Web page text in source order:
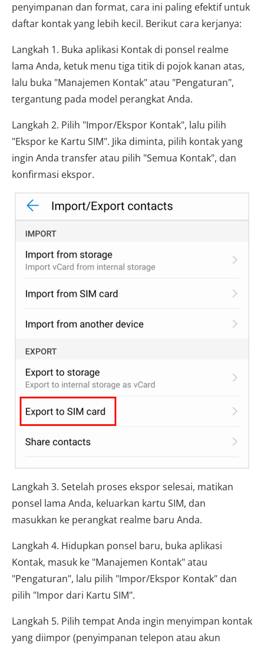
penyimpanan dan format, cara ini paling efektif untuk
daftar kontak yang lebih kecil. Berikut cara kerjanya:
Langkah 1. Buka aplikasi Kontak di ponsel realme
lama Anda, ketuk menu tiga titik di pojok kanan atas,
lalu buka "Manajemen Kontak" atau "Pengaturan",
tergantung pada model perangkat Anda.
Langkah 2. Pilih "Impor/Ekspor Kontak", lalu pilih
"Ekspor ke Kartu SIM". Jika diminta, pilih kontak yang
ingin Anda transfer atau pilih "Semua Kontak", dan
konfirmasi ekspor.
Langkah 3. Setelah proses ekspor selesai, matikan
ponsel lama Anda, keluarkan kartu SIM, dan
masukkan ke perangkat realme baru Anda.
Langkah 4. Hidupkan ponsel baru, buka aplikasi
Kontak, masuk ke "Manajemen Kontak" atau
"Pengaturan", lalu pilih "Impor/Ekspor Kontak" dan
pilih "Impor dari Kartu SIM".
Langkah 5. Pilih tempat Anda ingin menyimpan kontak
yang diimpor (penyimpanan telepon atau akun